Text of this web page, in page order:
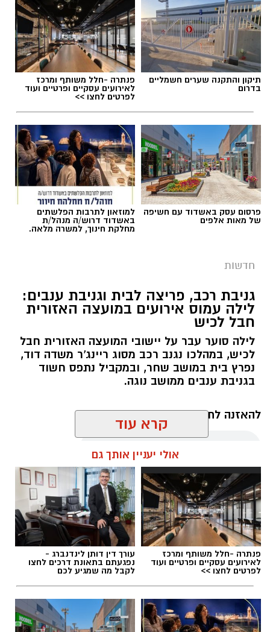
תגים:חבל לכיש
במהלך סוף השבוע אירעו שני ניסיונות לגניבה
מסחרית של ענבים באזור מושב לכיש. על פי
הדיווח, החשודים הגיעו ברכב ללא אורות, אך
בעקבות אינדיקציה שהתקבלה הוזעק שומר
השדות למקום, והגנבים נמלטו לפני שהצליחו
להשלים את הגניבה.
בנוסף, במהלך סוף השבוע נרשמו שישה קנסות בגין
גניבה או כניסה לשטחים חקלאיים ללא אישור.
תיקון והתקנה שערים חשמליים
בדרום
פנתרה -חלל משותף ומרכז
לאירועים עסקיים ופרטיים ועוד
לפרטים לחצו >>
פרסום עסק באשדוד עם חשיפה
של מאות אלפים
למוזאון לתרבות הפלשתים
באשדוד דרוש/ה מנהל/ת
מחלקת חינוך, למשרה מלאה.
חדשות
גניבת רכב, פריצה לבית וגניבת ענבים:
לילה עמוס אירועים במועצה האזורית
חבל לכיש
לילה סוער עבר על יישובי המועצה האזורית חבל
לכיש, במהלכו נגנב רכב מסוג ריינג'ר משדה דוד,
נפרץ בית במושב שחר, ובמקביל נתפס חשוד
בגניבת ענבים ממושב נוגה.
להאזנה לתוכן:
אלדה נתנאל / 17:57 08.08.26
תגים: לכיש
בעקבות ההתראה שנמסרה אתמול בוצעו במהלך
הלילה סריקות נרחבות באמצעות אמצעים תרמיים.
קרא עוד
אולי יעניין אותך גם
פנתרה -חלל משותף ומרכז
לאירועים עסקיים ופרטיים ועוד
לפרטים לחצו >>
עורך דין דותן לינדנברג -
נפגעתם בתאונת דרכים לחצו
לקבל מה שמגיע לכם